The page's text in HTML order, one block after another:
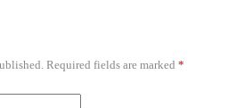
Required fields are marked *